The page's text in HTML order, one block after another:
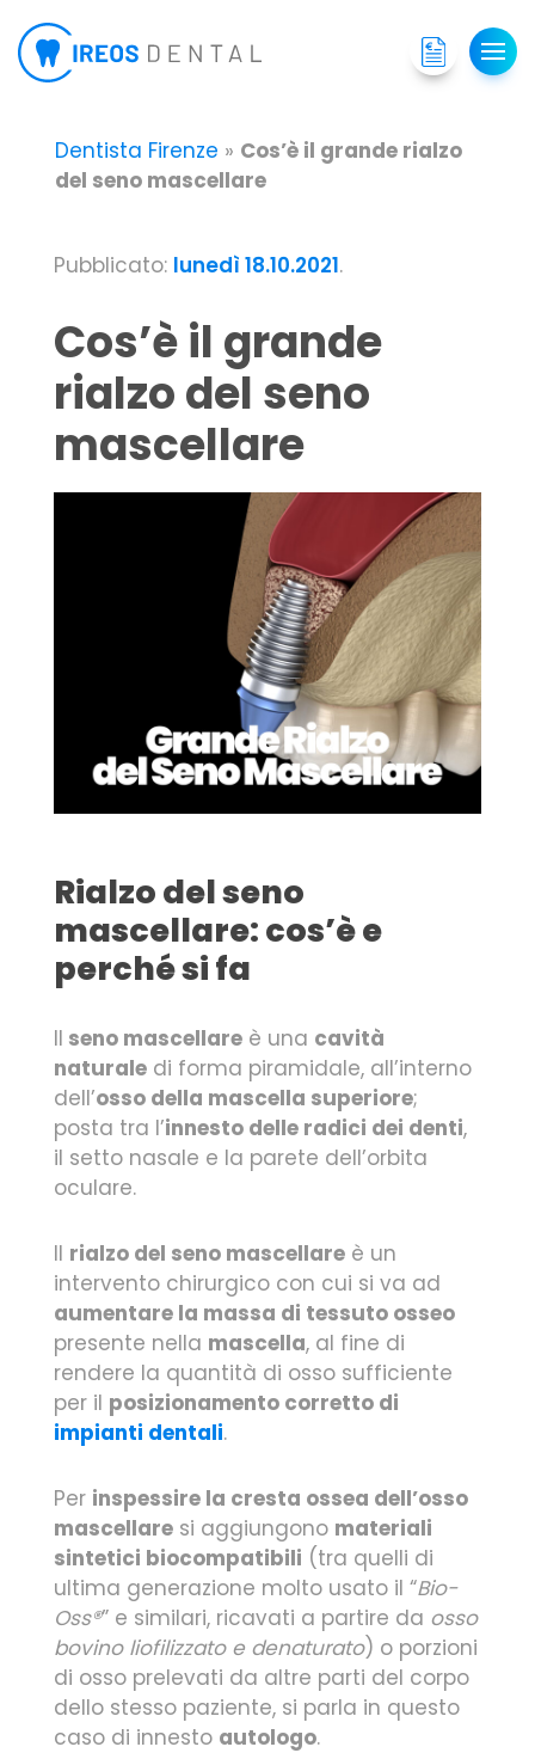
Dentista Firenze » Cos’è il grande rialzo
del seno mascellare
Pubblicato: lunedì 18.10.2021.
Cos’è il grande
rialzo del seno
mascellare
Rialzo del seno
mascellare: cos’è e
perché si fa
Il seno mascellare è una cavità
naturale di forma piramidale, all’interno
dell’osso della mascella superiore;
posta tra l’innesto delle radici dei denti,
il setto nasale e la parete dell’orbita
oculare.
Il rialzo del seno mascellare è un
intervento chirurgico con cui si va ad
aumentare la massa di tessuto osseo
presente nella mascella, al fine di
rendere la quantità di osso sufficiente
per il posizionamento corretto di
impianti dentali.
Per inspessire la cresta ossea dell’osso
mascellare si aggiungono materiali
sintetici biocompatibili (tra quelli di
ultima generazione molto usato il “Bio-
Oss®” e similari, ricavati a partire da osso
bovino liofilizzato e denaturato) o porzioni
di osso prelevati da altre parti del corpo
dello stesso paziente, si parla in questo
caso di innesto autologo.